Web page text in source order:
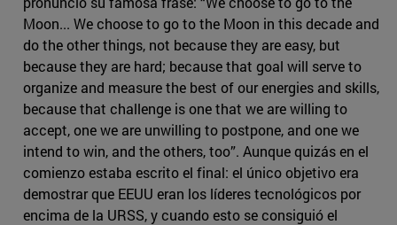
Moon... We choose to go to the Moon in this decade and
do the other things, not because they are easy, but
because they are hard; because that goal will serve to
organize and measure the best of our energies and skills,
because that challenge is one that we are willing to
accept, one we are unwilling to postpone, and one we
intend to win, and the others, too”. Aunque quizás en el
comienzo estaba escrito el final: el único objetivo era
demostrar que EEUU eran los líderes tecnológicos por
encima de la URSS, y cuando esto se consiguió el